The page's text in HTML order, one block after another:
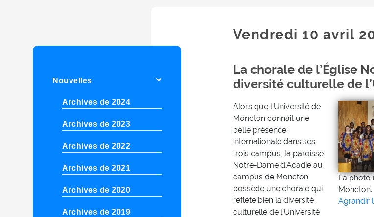
Nouvelles
Archives de 2024
Archives de 2023
Archives de 2022
Archives de 2021
Archives de 2020
Archives de 2019
Vendredi 10 avril
La chorale de l’Église
diversité culturelle de
La photo
Moncton.
Agrandir
Alors que l’Université de
Moncton connaît une
belle présence
internationale dans ses
trois campus, la paroisse
Notre-Dame d’Acadie au
campus de Moncton
possède une chorale qui
reflète bien la diversité
culturelle de l’Université